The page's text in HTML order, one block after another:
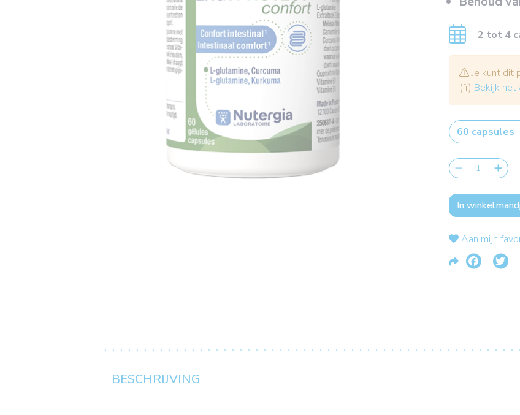
2 tot 4
Je kunt dit
(fr) Bekijk het
In
Aan mijn
BESCHRIJVING